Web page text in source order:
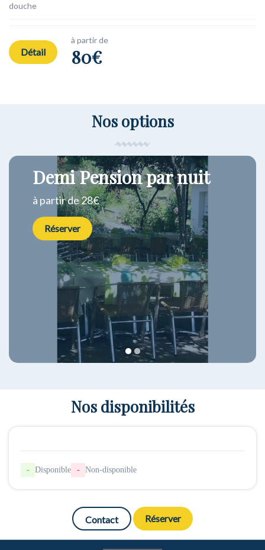
douche
Détail
à partir de
80€
Nos options
Demi Pension par nuit
à partir de 28€
Réserver
2
Nos disponibilités
- Disponible - Non-disponible
Contact Réserver